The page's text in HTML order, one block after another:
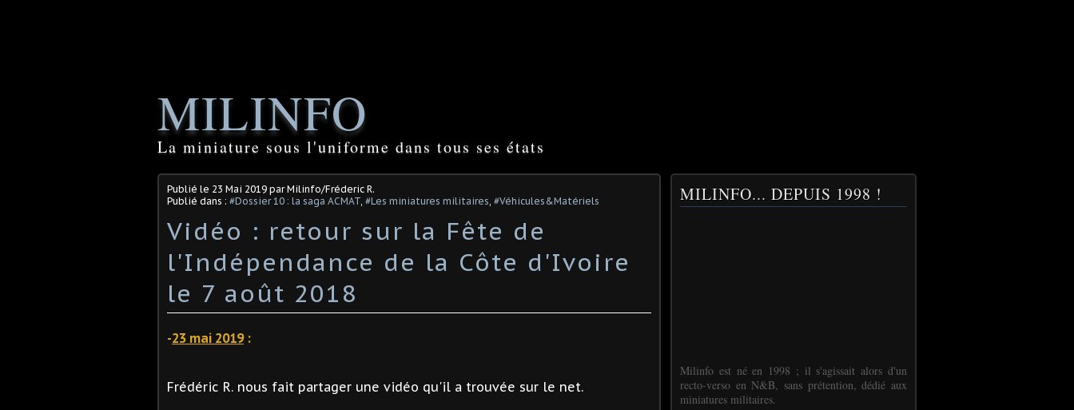
MILINFO
La miniature sous l'uniforme dans tous ses états
Publié le 23 Mai 2019 par Milinfo/Fréderic R.
Publié dans : #Dossier 10 : la saga ACMAT, #Les miniatures militaires, #Véhicules&Matériels
Vidéo : retour sur la Fête de
l'Indépendance de la Côte d'Ivoire
le 7 août 2018
-23 mai 2019:
Frédéric R. nous fait partager une vidéo qu'il a trouvée sur le net.
MILINFO... DEPUIS 1998 !
Milinfo est né en 1998 ; il s'agissait alors d'un
recto-verso en N&B, sans prétention, dédié aux
miniatures militaires.